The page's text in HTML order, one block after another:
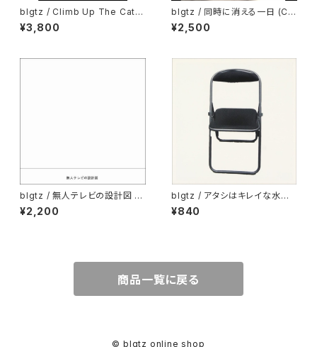
blgtz / Climb Up The Catw
alk (DVD)
¥3,800
blgtz / 同時に消える一日 (C
D)
¥2,500
blgtz / 無人テレビの設計図 (C
D)
¥2,200
blgtz / アタシはキレイな水滴
のfilmｳﾌﾌ (CD)
¥840
商品一覧に戻る
© blgtz online shop